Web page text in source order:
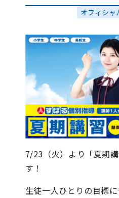
オフィシャ
7/23（火）より「夏期
す！
生徒一人ひとりの目標